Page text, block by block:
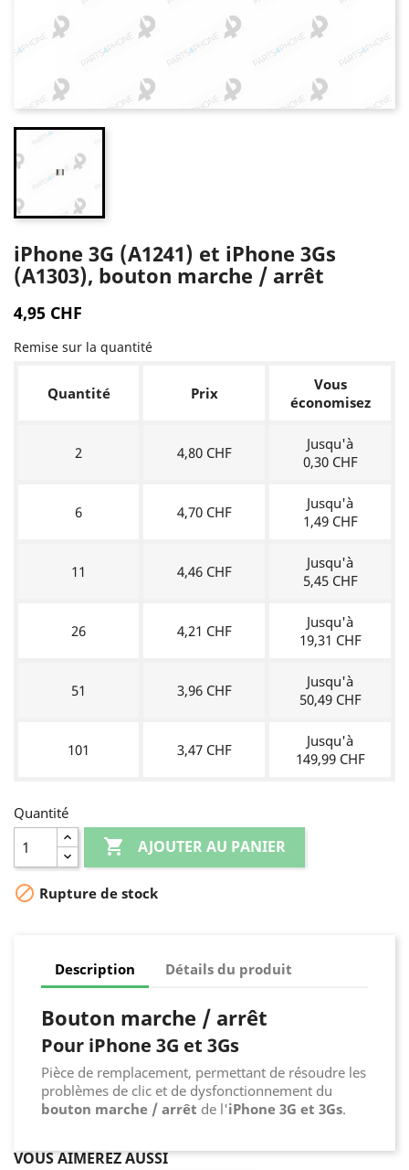
iPhone 3G (A1241) et iPhone 3Gs
(A1303), bouton marche / arrêt
4,95 CHF
Remise sur la quantité
Quantité Prix
Vous
économisez
2 4,80 CHF
Jusqu'à
0,30 CHF
6 4,70 CHF
Jusqu'à
1,49 CHF
11 4,46 CHF
Jusqu'à
5,45 CHF
26 4,21 CHF
Jusqu'à
19,31 CHF
51 3,96 CHF
Jusqu'à
50,49 CHF
101 3,47 CHF
Jusqu'à
149,99 CHF
Quantité
 AJOUTER AU PANIER
 Rupture de stock
Description Détails du produit
Bouton marche / arrêt
Pour iPhone 3G et 3Gs
Pièce de remplacement, permettant de résoudre les
problèmes de clic et de dysfonctionnement du
bouton marche / arrêt de l'iPhone 3G et 3Gs.
VOUS AIMEREZ AUSSI